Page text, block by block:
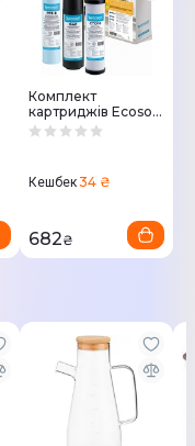
Комплект
картриджів Ecosoft
1-2-3 покращений
пілен) CHV3ECO
Кешбек34 ₴
682₴